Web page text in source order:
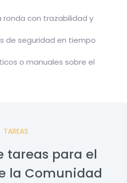
ronda con trazabilidad y
de seguridad en tiempo
o manuales sobre el
TAREAS
tareas para el
la Comunidad